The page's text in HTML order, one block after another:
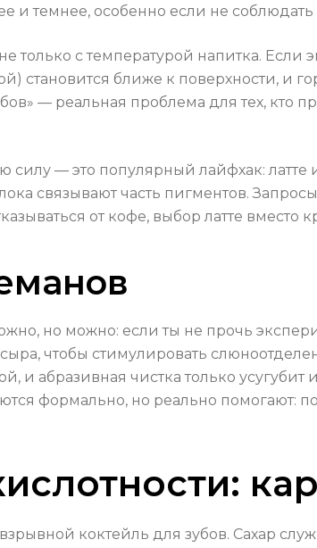
и темнее, особенно если не
только с температурой напитка.
становится ближе к поверхности, и
— реальная проблема для тех, кто
— это популярный лайфхак:
связывают часть пигментов.
от кофе, выбор латте
но можно: если ты не прочь
чтобы стимулировать
и абразивная чистка только
формально, но реально
коктейль для зубов. Сахар